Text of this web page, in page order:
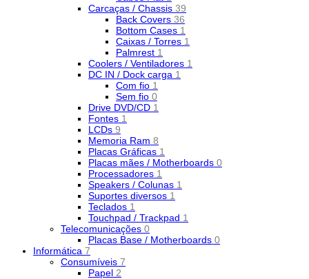
Carcaças / Chassis 39
Back Covers 36
Bottom Cases 1
Caixas / Torres 1
Palmrest 1
Coolers / Ventiladores 1
DC IN / Dock carga 1
Com fio 1
Sem fio 0
Drive DVD/CD 1
Fontes 1
LCDs 9
Memoria Ram 8
Placas Gráficas 1
Placas mães / Motherboards 0
Processadores 1
Speakers / Colunas 1
Suportes diversos 1
Teclados 1
Touchpad / Trackpad 1
Telecomunicações 0
Placas Base / Motherboards 0
Informática 7
Consumíveis 7
Papel 2